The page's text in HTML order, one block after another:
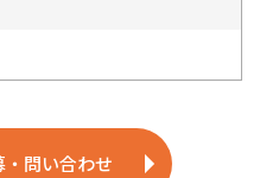
問い合わせ